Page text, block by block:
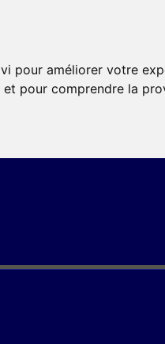
pour améliorer votre
pour comprendre la